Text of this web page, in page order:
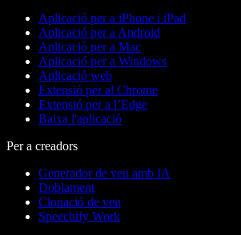
Aplicació per a iPhone i iPad
Aplicació per a Android
Aplicació per a Mac
Aplicació per a Windows
Aplicació web
Extensió per al Chrome
Extensió per a l’Edge
Baixa l'aplicació
Per a creadors
Generador de veu amb IA
Doblament
Clonació de veu
Speechify Work